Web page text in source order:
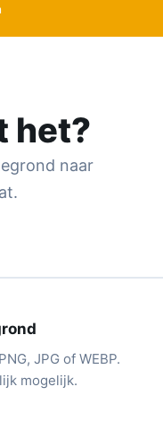
het?
naar
JPG of WEBP.
mogelijk.